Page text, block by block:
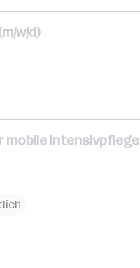
w/d)
mobile Intensivpflege